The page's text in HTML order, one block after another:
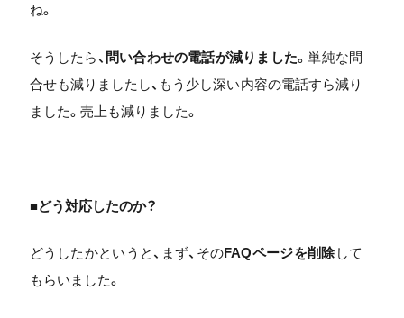
ね。
そうしたら、 問い合わせの電話が減りました。単純な問
合せも減りましたし、もう少し深い内容の電話すら減り
ました。売上も減りました。
■どう対応したのか？
どうしたかというと、まず、そのFAQページを削除 して
もらいました。